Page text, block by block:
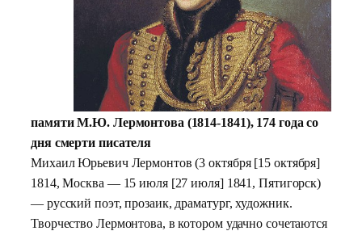
памяти М.Ю. Лермонтова (1814-1841), 174 года со
дня смерти писателя
Михаил Юрьевич Лермонтов (3 октября [15 октября]
1814, Москва — 15 июля [27 июля] 1841, Пятигорск)
— русский поэт, прозаик, драматург, художник.
Творчество Лермонтова, в котором удачно сочетаются